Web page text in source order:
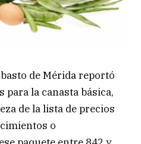
de Mérida reportó
para la canasta básica,
de la lista de precios
o